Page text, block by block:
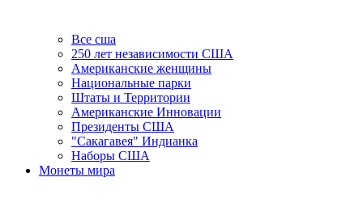
Все сша
250 лет независимости США
Американские женщины
Национальные парки
Штаты и Территории
Американские Инновации
Президенты США
"Сакагавея" Индианка
Наборы США
Монеты мира